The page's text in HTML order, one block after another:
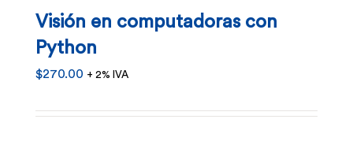
Visión en computadoras con
Python
$270.00 + 2% IVA